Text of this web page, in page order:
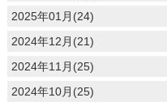
2025年01月(24)
2024年12月(21)
2024年11月(25)
2024年10月(25)